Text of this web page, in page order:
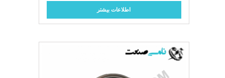
اطلاعات بیشتر